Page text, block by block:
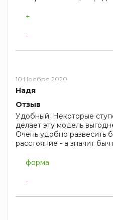
+
-
10 Ноября 2020
Надя
Отзыв
Удобный. Некоторые
делает эту модель
Очень удобно развесить
расстояние - а значит
форма
-